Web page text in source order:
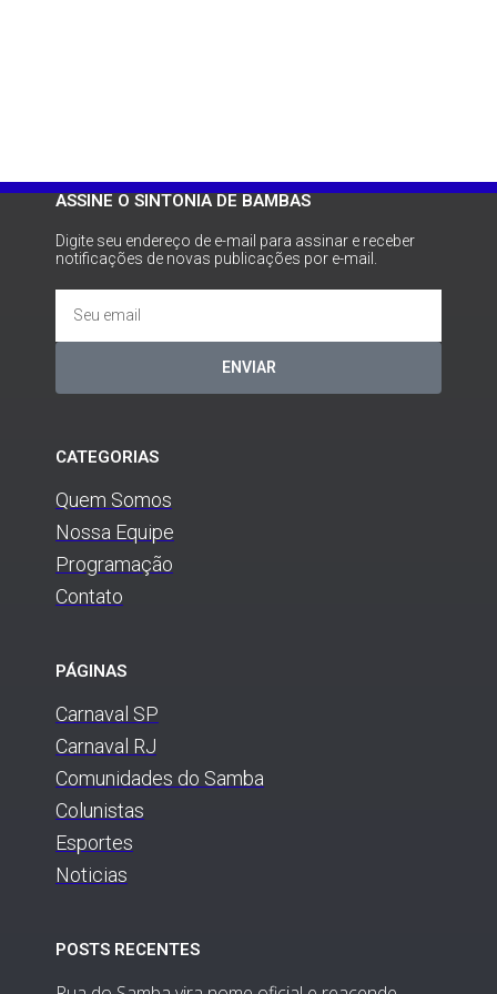
ASSINE O SINTONIA DE BAMBAS
Digite seu endereço de e-mail para assinar e receber
notificações de novas publicações por e-mail.
ENVIAR
CATEGORIAS
Quem Somos
Nossa Equipe
Programação
Contato
PÁGINAS
Carnaval SP
Carnaval RJ
Comunidades do Samba
Colunistas
Esportes
Noticias
POSTS RECENTES